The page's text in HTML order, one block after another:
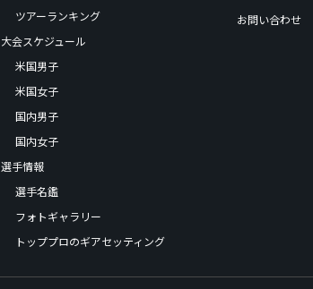
ツアーランキング
大会スケジュール
米国男子
米国女子
国内男子
国内女子
選手情報
選手名鑑
フォトギャラリー
トッププロのギアセッティング
お問い合わせ